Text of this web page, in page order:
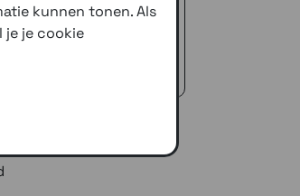
(indien voorradig)
PostNL afhaalpunt
kunnen tonen. Als
je je cookie